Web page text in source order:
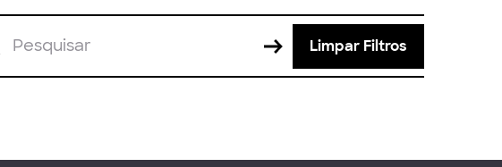
Limpar Filtros